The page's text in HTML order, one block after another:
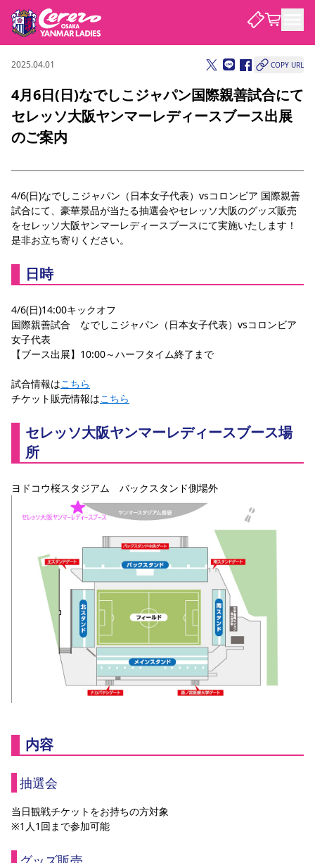
試合・チーム
試合について
試合日程 / 結果
チームについて
選手・スタッフ スケジュール アクセス セレッソ大阪 アカデミー
観戦する
チケット情報 価格・席種 シーズンシート
観戦ガイド
キッズ向けサービス 観戦マナー&ルール
スタジアム
セレッソ大阪ヤンマーレデ
ィースについて
サポートする
スポーツクラブ
スポーツクラブ
ニュース
すべて チーム グッズ チケット イベント パートナー
アカデミー
2025.04.01 COPY URL
4月6日(日)なでしこジャパン国際親善試合にて
セレッソ大阪ヤンマーレディースブース出展
のご案内
4/6(日)なでしこジャパン（日本女子代表）vsコロンビア 国際親善
試合にて、豪華景品が当たる抽選会やセレッソ大阪のグッズ販売
をセレッソ大阪ヤンマーレディースブースにて実施いたします！
是非お立ち寄りください。
日時
4/6(日)14:00キックオフ
国際親善試合　なでしこジャパン（日本女子代表）vsコロンビア
女子代表
【ブース出展】10:00～ハーフタイム終了まで
試合情報はこちら
チケット販売情報はこちら
セレッソ大阪ヤンマーレディースブース場
所
ヨドコウ桜スタジアム　バックスタンド側場外
内容
抽選会
当日観戦チケットをお持ちの方対象
※1人1回まで参加可能